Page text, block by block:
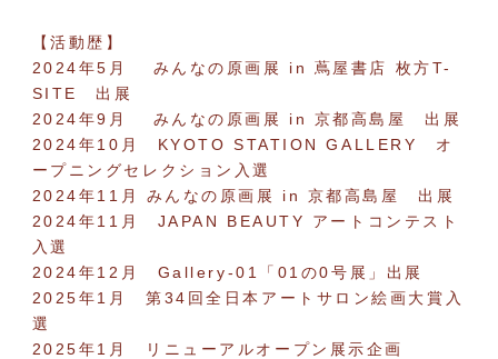
【活動歴】
2024年5月 みんなの原画展 in 蔦屋書店 枚方T-
SITE 出展
2024年9月 みんなの原画展 in 京都高島屋 出展
2024年10月 KYOTO STATION GALLERY オ
ープニングセレクション入選
2024年11月 みんなの原画展 in 京都高島屋 出展
2024年11月 JAPAN BEAUTY アートコンテスト
入選
2024年12月 Gallery-01「01の0号展」出展
2025年1月 第34回全日本アートサロン絵画大賞入
選
2025年1月 リニューアルオープン展示企画